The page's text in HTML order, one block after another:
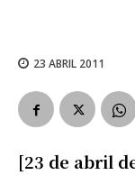
23 ABRIL 2011
[23 de abril